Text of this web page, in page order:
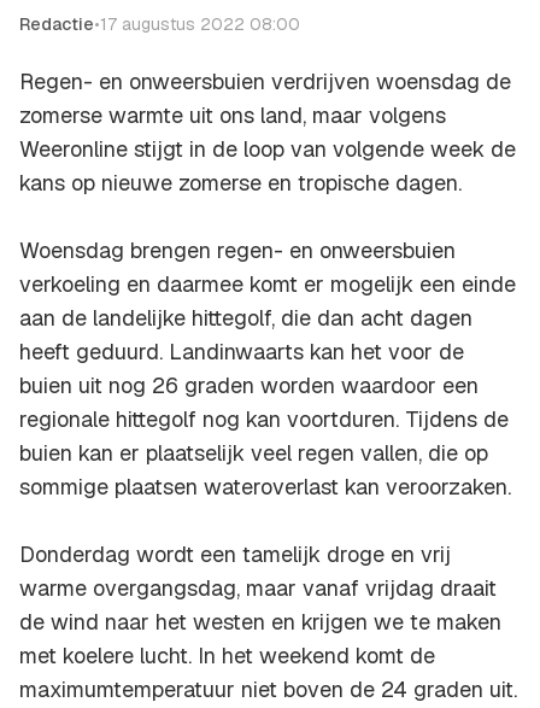
Redactie•17 augustus 2022 08:00
Regen- en onweersbuien verdrijven woensdag de
zomerse warmte uit ons land, maar volgens
Weeronline stijgt in de loop van volgende week de
kans op nieuwe zomerse en tropische dagen.
Woensdag brengen regen- en onweersbuien
verkoeling en daarmee komt er mogelijk een einde
aan de landelijke hittegolf, die dan acht dagen
heeft geduurd. Landinwaarts kan het voor de
buien uit nog 26 graden worden waardoor een
regionale hittegolf nog kan voortduren. Tijdens de
buien kan er plaatselijk veel regen vallen, die op
sommige plaatsen wateroverlast kan veroorzaken.
Donderdag wordt een tamelijk droge en vrij
warme overgangsdag, maar vanaf vrijdag draait
de wind naar het westen en krijgen we te maken
met koelere lucht. In het weekend komt de
maximumtemperatuur niet boven de 24 graden uit.